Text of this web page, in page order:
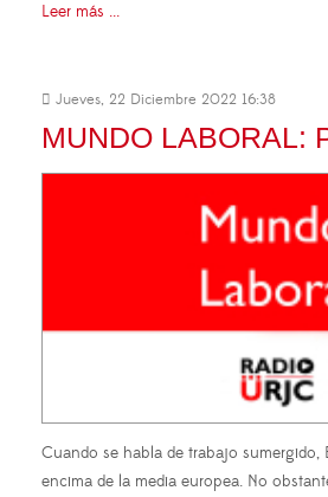
Leer más ...
Jueves, 22 Diciembre 2022 16:38
MUNDO LABORAL:
Cuando se habla de trabajo sumergido,
encima de la media europea. No